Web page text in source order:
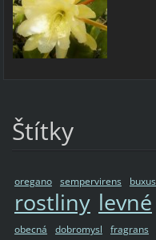
Štítky
oregano sempervirens buxus
rostliny levné
obecná dobromysl fragrans